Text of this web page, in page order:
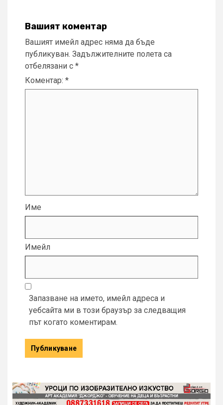
Вашият коментар
Вашият имейл адрес няма да бъде
публикуван. Задължителните полета са
отбелязани с *
Коментар: *
Име
Имейл
Запазване на името, имейл адреса и
уебсайта ми в този браузър за следващия
път когато коментирам.